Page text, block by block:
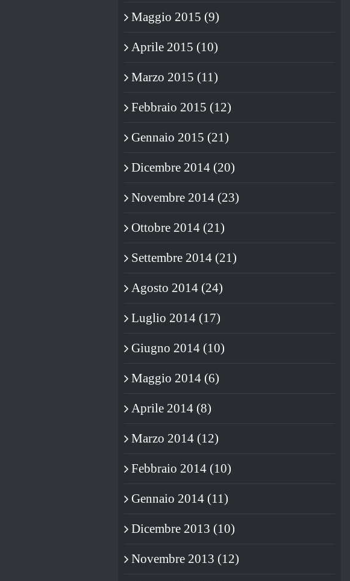
Maggio 2015 (9)
Aprile 2015 (10)
Marzo 2015 (11)
Febbraio 2015 (12)
Gennaio 2015 (21)
Dicembre 2014 (20)
Novembre 2014 (23)
Ottobre 2014 (21)
Settembre 2014 (21)
Agosto 2014 (24)
Luglio 2014 (17)
Giugno 2014 (10)
Maggio 2014 (6)
Aprile 2014 (8)
Marzo 2014 (12)
Febbraio 2014 (10)
Gennaio 2014 (11)
Dicembre 2013 (10)
Novembre 2013 (12)